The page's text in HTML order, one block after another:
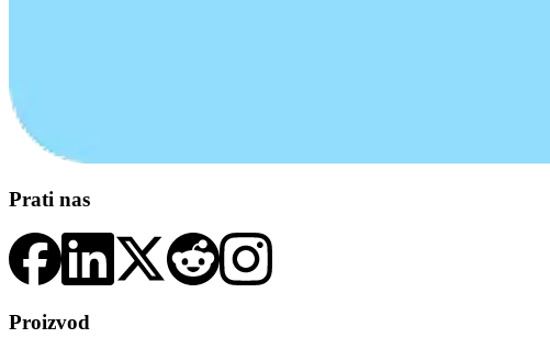
Prati nas
Proizvod